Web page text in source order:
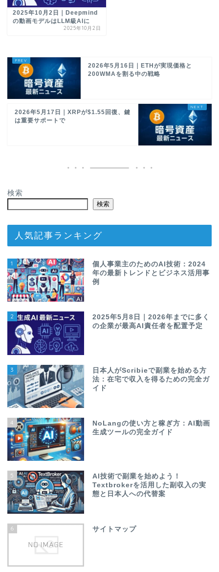
2025年10月2日｜Deepmind
の動画モデルはLLM級AIに
2025年10月2日
2026年5月16日｜ETHが実現価格と
200WMAを割る中の戦略
2026年5月17日｜XRPが$1.55回復、鍵
は重要サポートで
検索
検索
人気記事ランキング
1
個人事業主のためのAI技術：2024
年の最新トレンドとビジネス活用事
例
2
2025年5月8日｜2026年までに多く
の企業が最高AI責任者を配置予定
3
日本人がScribieで副業を始める方
法：在宅で収入を得るための完全ガ
イド
4
NoLangの使い方と稼ぎ方：AI動画
生成ツールの完全ガイド
5
AI技術で副業を始めよう！
Textbrokerを活用した副収入の実
態と日本人への代替案
6 サイトマップ